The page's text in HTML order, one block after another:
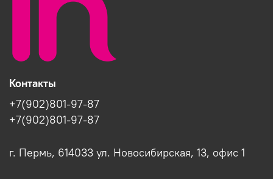
Контакты
+7(902)801-97-87
+7(902)801-97-87
г. Пермь, 614033 ул. Новосибирская, 13, офис 1